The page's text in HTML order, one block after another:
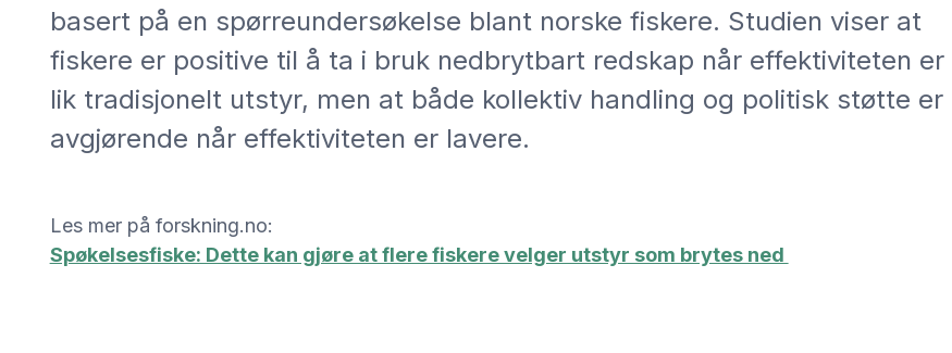
basert på en spørreundersøkelse blant norske fiskere. Studien viser at
fiskere er positive til å ta i bruk nedbrytbart redskap når effektiviteten er
lik tradisjonelt utstyr, men at både kollektiv handling og politisk støtte er
avgjørende når effektiviteten er lavere.
Les mer på forskning.no:
Spøkelsesfiske: Dette kan gjøre at flere fiskere velger utstyr som brytes ned